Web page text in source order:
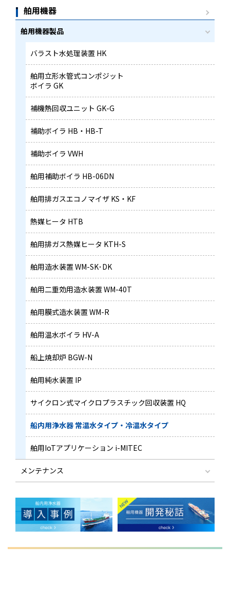
舶用機器
舶用機器製品
バラスト水処理装置 HK
舶用立形水管式コンポジット
ボイラ GK
補機熱回収ユニット GK-G
補助ボイラ HB・HB-T
補助ボイラ VWH
舶用補助ボイラ HB-06DN
舶用排ガスエコノマイザ KS・KF
熱媒ヒータ HTB
舶用排ガス熱媒ヒータ KTH-S
舶用造水装置 WM-SK･DK
舶用二重効用造水装置 WM-40T
舶用膜式造水装置 WM-R
舶用温水ボイラ HV-A
船上焼却炉 BGW-N
舶用純水装置 IP
サイクロン式マイクロプラスチック回収装置 HQ
船内用浄水器 常温水タイプ・冷温水タイプ
舶用IoTアプリケーション i-MITEC
メンテナンス